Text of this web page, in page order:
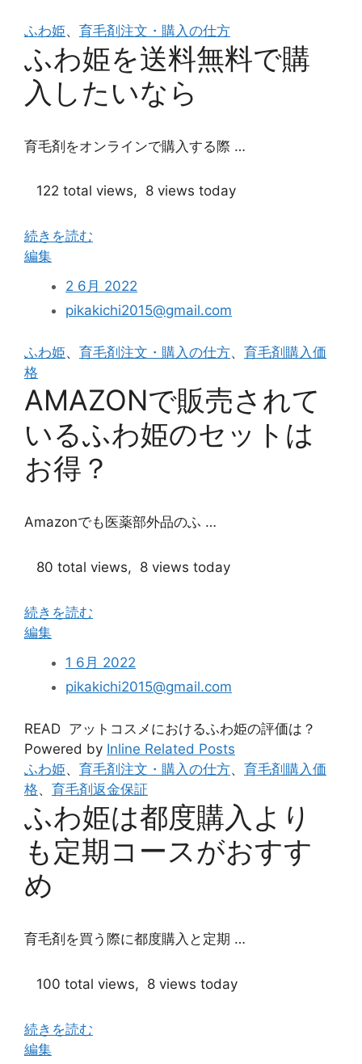
出
品
さ
れ
い
る
わ
は
買
き？”
ふわ姫、 育毛剤注文・購入の仕方
ふわ姫を送料無料で購
入したいなら
育毛剤をオンラインで購入する際 …
122 total views, 8 views today
続きを読む
編集“ふ
を
料
料
購
入
し
い
ら”
2 6月 2022
pikakichi2015@gmail.com
ふわ姫、 育毛剤注文・購入の仕方、 育毛剤購入価
格
AMAZONで販売されて
いるふわ姫のセットは
お得？
Amazonでも医薬部外品のふ …
80 total views, 8 views today
続きを読む
編集“Amazon
売
れ
て
い
る
ふ
わ
姫
ト
お
1 6月 2022
pikakichi2015@gmail.com
READ アットコスメにおけるふわ姫の評価は？
Powered by Inline Related Posts
ふわ姫、 育毛剤注文・購入の仕方、 育毛剤購入価
格、 育毛剤返金保証
ふわ姫は都度購入より
も定期コースがおすす
め
育毛剤を買う際に都度購入と定期 …
100 total views, 8 views today
続きを読む
編集“ふ